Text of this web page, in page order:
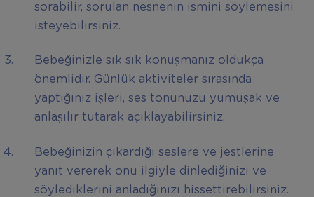
sorabilir, sorulan nesnenin ismini söylemesini
isteyebilirsiniz.
Bebeğinizle sık sık konuşmanız oldukça
önemlidir. Günlük aktiviteler sırasında
yaptığınız işleri, ses tonunuzu yumuşak ve
anlaşılır tutarak açıklayabilirsiniz.
Bebeğinizin çıkardığı seslere ve jestlerine
yanıt vererek onu ilgiyle dinlediğinizi ve
söylediklerini anladığınızı hissettirebilirsiniz.